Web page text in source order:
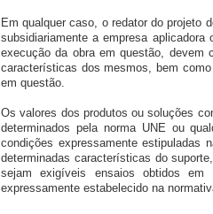
Em qualquer caso, o redator do projeto
subsidiariamente a empresa
execução da obra em questão, devem
características dos mesmos, bem
em questão.
Os valores dos produtos ou soluções
determinados pela norma UNE ou
condições expressamente estipuladas
determinadas características do
sejam exigíveis ensaios obtidos
expressamente estabelecido na